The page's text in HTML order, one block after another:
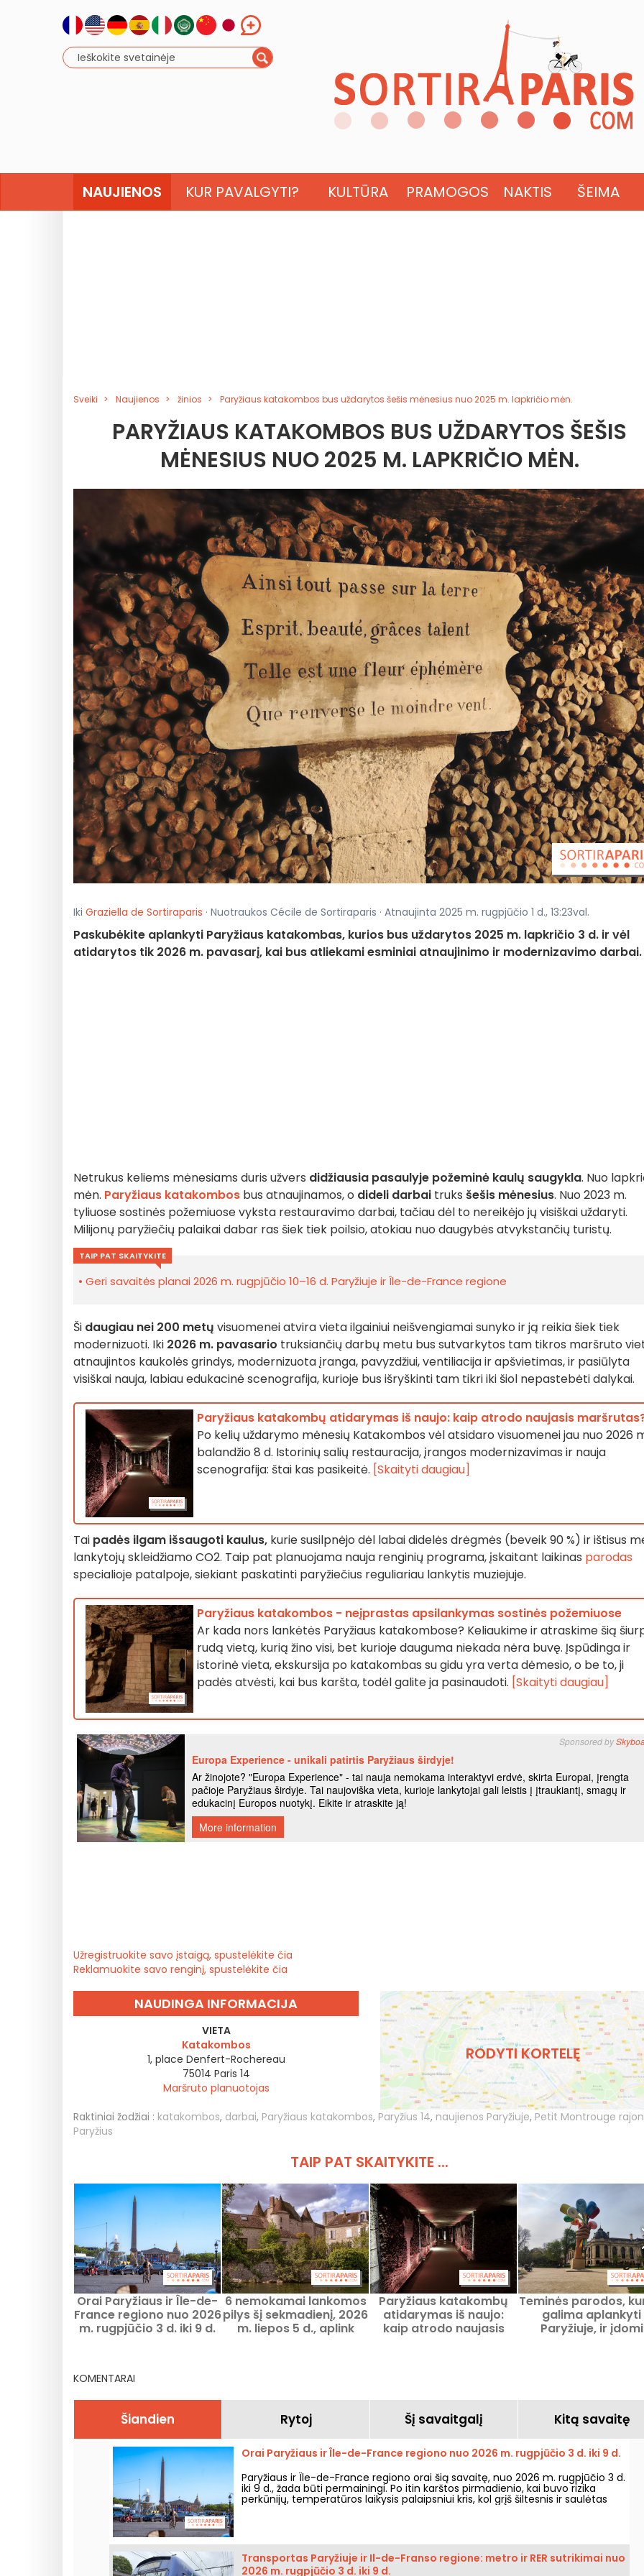
NAUJIENOS KUR PAVALGYTI? KULTŪRA PRAMOGOS NAKTIS ŠEIMA
Sveiki Naujienos žinios Paryžiaus katakombos bus uždarytos šešis mėnesius nuo 2025 m. lapkričio mėn.
PARYŽIAUS KATAKOMBOS BUS UŽDARYTOS ŠEŠIS
MĖNESIUS NUO 2025 M. LAPKRIČIO MĖN.
Iki Graziella de Sortiraparis · Nuotraukos Cécile de Sortiraparis · Atnaujinta 2025 m. rugpjūčio 1 d., 13:23val.
Paskubėkite aplankyti Paryžiaus katakombas, kurios bus uždarytos 2025 m. lapkričio 3 d. ir vėl
atidarytos tik 2026 m. pavasarį, kai bus atliekami esminiai atnaujinimo ir modernizavimo darbai.
Netrukus keliems mėnesiams duris užvers didžiausia pasaulyje požeminė kaulų saugykla. Nuo
mėn. Paryžiaus katakombos bus atnaujinamos, o dideli darbai truks šešis mėnesius. Nuo 2023 m.
tyliuose sostinės požemiuose vyksta restauravimo darbai, tačiau dėl to nereikėjo jų visiškai uždaryti.
Milijonų paryžiečių palaikai dabar ras šiek tiek poilsio, atokiau nuo daugybės atvykstančių turistų.
TAIP PAT SKAITYKITE
Geri savaitės planai 2026 m. rugpjūčio 10–16 d. Paryžiuje ir Île-de-France regione
Ši daugiau nei 200 metų visuomenei atvira vieta ilgainiui neišvengiamai sunyko ir ją reikia šiek tiek
modernizuoti. Iki 2026 m. pavasario truksiančių darbų metu bus sutvarkytos tam tikros maršruto
atnaujintos kaukolės grindys, modernizuota įranga, pavyzdžiui, ventiliacija ir apšvietimas, ir pasiūlyta
visiškai nauja, labiau edukacinė scenografija, kurioje bus išryškinti tam tikri iki šiol nepastebėti dalykai.
Paryžiaus katakombų atidarymas iš naujo: kaip atrodo naujasis
Po kelių uždarymo mėnesių Katakombos vėl atsidaro visuomenei jau nuo 2026
balandžio 8 d. Istorinių salių restauracija, įrangos modernizavimas ir nauja
scenografija: štai kas pasikeitė. [Skaityti daugiau]
Tai padės ilgam išsaugoti kaulus, kurie susilpnėjo dėl labai didelės drėgmės (beveik 90 %) ir ištisus
lankytojų skleidžiamo CO2. Taip pat planuojama nauja renginių programa, įskaitant laikinas parodas
specialioje patalpoje, siekiant paskatinti paryžiečius reguliariau lankytis muziejuje.
Paryžiaus katakombos - neįprastas apsilankymas sostinės požemiuose
Ar kada nors lankėtės Paryžiaus katakombose? Keliaukime ir atraskime šią
rudą vietą, kurią žino visi, bet kurioje dauguma niekada nėra buvę. Įspūdinga ir
istorinė vieta, ekskursija po katakombas su gidu yra verta dėmesio, o be to, ji
padės atvėsti, kai bus karšta, todėl galite ja pasinaudoti. [Skaityti daugiau]
Užregistruokite savo įstaigą, spustelėkite čia
Reklamuokite savo renginį, spustelėkite čia
NAUDINGA INFORMACIJA
VIETA
Katakombos
1, place Denfert-Rochereau
75014 Paris 14
Maršruto planuotojas
RODYTI KORTELĘ
Raktiniai žodžiai : katakombos, darbai, Paryžiaus katakombos, Paryžius 14, naujienos Paryžiuje, Petit Montrouge
Paryžius
TAIP PAT SKAITYKITE ...
Orai Paryžiaus ir Île-de-
France regiono nuo 2026
m. rugpjūčio 3 d. iki 9 d.
6 nemokamai lankomos
pilys šį sekmadienį, 2026
m. liepos 5 d., aplink
Paryžiaus katakombų
atidarymas iš naujo:
kaip atrodo naujasis
Teminės parodos,
galima aplankyti
Paryžiuje, ir įdomi
KOMENTARAI
Šiandien Rytoj Šį savaitgalį Kitą savaitę
Orai Paryžiaus ir Île-de-France regiono nuo 2026 m. rugpjūčio 3 d. iki 9 d.
Paryžiaus ir Île-de-France regiono orai šią savaitę, nuo 2026 m. rugpjūčio 3 d.
iki 9 d., žada būti permainingi. Po itin karštos pirmadienio, kai buvo rizika
perkūnijų, temperatūros laikysis palaipsniui kris, kol grįš šiltesnis ir saulėtas
Transportas Paryžiuje ir Il-de-Franso regione: metro ir RER sutrikimai nuo
2026 m. rugpjūčio 3 d. iki 9 d.